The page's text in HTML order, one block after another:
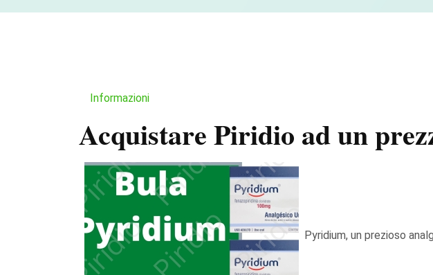
Informazioni
Acquistare Piridio ad un
Pyridium, un prezioso